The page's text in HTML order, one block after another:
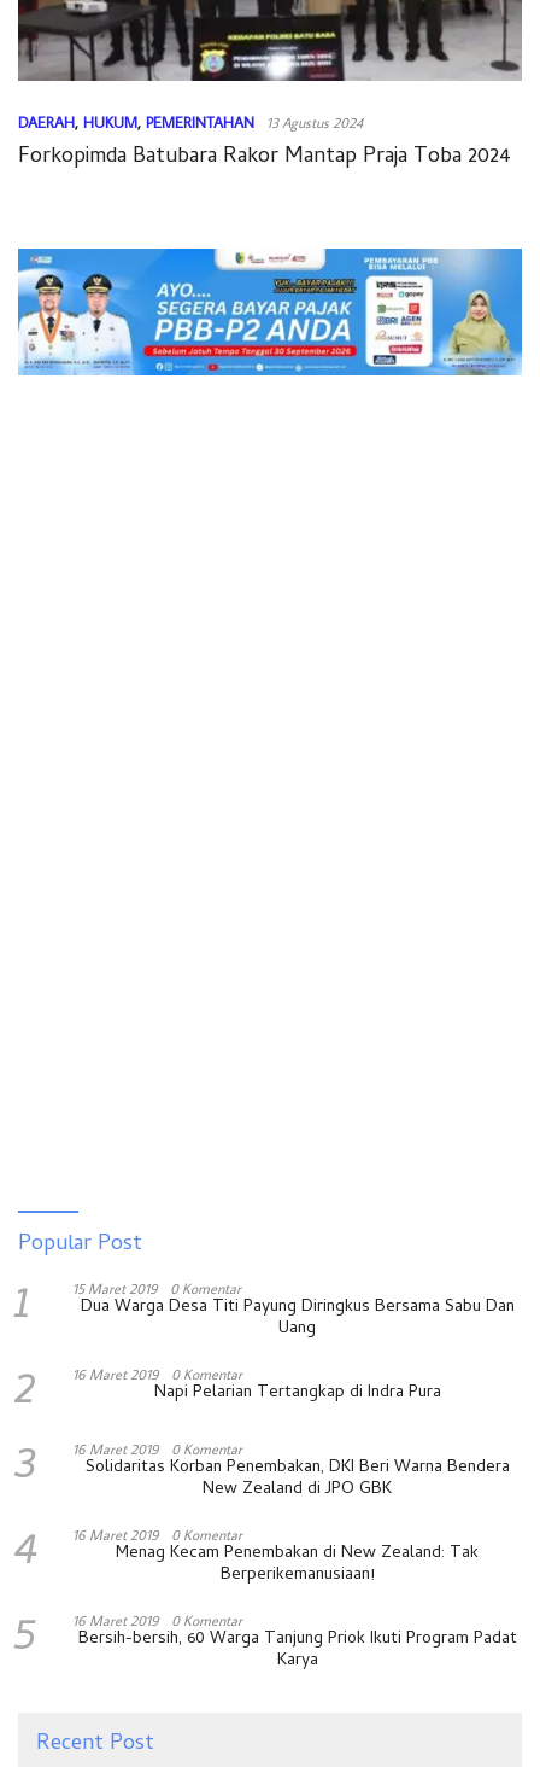
DAERAH, HUKUM, PEMERINTAHAN 13 Agustus 2024
Forkopimda Batubara Rakor Mantap Praja Toba 2024
Popular Post
1 15 Maret 2019 0 Komentar
Dua Warga Desa Titi Payung Diringkus Bersama Sabu Dan
Uang
2 16 Maret 2019 0 Komentar
Napi Pelarian Tertangkap di Indra Pura
3 16 Maret 2019 0 Komentar
Solidaritas Korban Penembakan, DKI Beri Warna Bendera
New Zealand di JPO GBK
4 16 Maret 2019 0 Komentar
Menag Kecam Penembakan di New Zealand: Tak
Berperikemanusiaan!
5 16 Maret 2019 0 Komentar
Bersih-bersih, 60 Warga Tanjung Priok Ikuti Program Padat
Karya
Recent Post